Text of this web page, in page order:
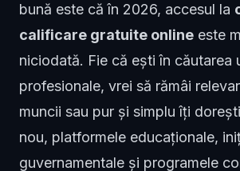
bună este că în 2026, accesul la
calificare gratuite online este
niciodată. Fie că ești în căutarea
profesionale, vrei să rămâi
muncii sau pur și simplu îți
nou, platformele educaționale,
guvernamentale și programele